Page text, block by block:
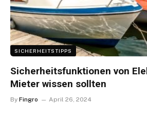
SICHERHEITSTIPPS
Sicherheitsfunktionen von
Mieter wissen sollten
By Fingro April 26, 2024